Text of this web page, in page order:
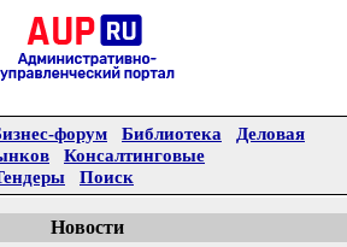
форум Библиотека
Деловая
Консалтинговые
Поиск
Новости